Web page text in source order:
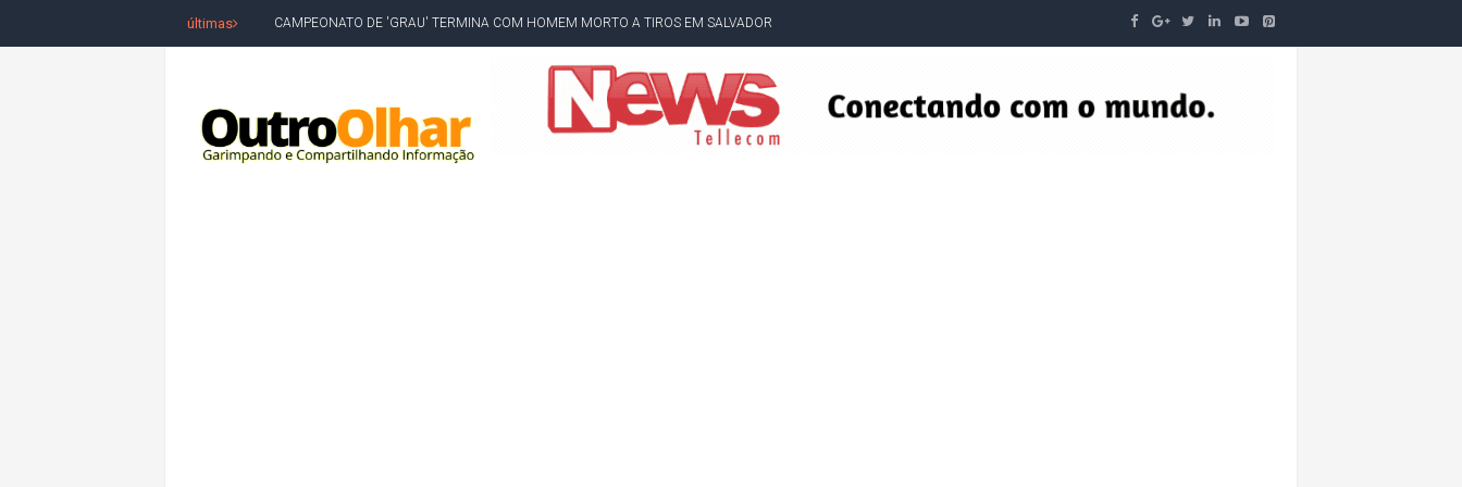
últimas CAMPEONATO DE 'GRAU' TERMINA COM HOMEM MORTO A TIROS EM SALVADOR
5. DEUS, SENHOR DO TEMPO E DA INFINITA MISERICÓRDIA
JERÔNIMO LIDERA REJEIÇÃO NA BAHIA COM 40%; ACM NETO TEM 30%, DIZ PESQUISA
ACM NETO ABRE VANTAGEM NUMÉRICA SOBRE JERÔNIMO, MAS CENÁRIO SEGUE INDEFINIDO